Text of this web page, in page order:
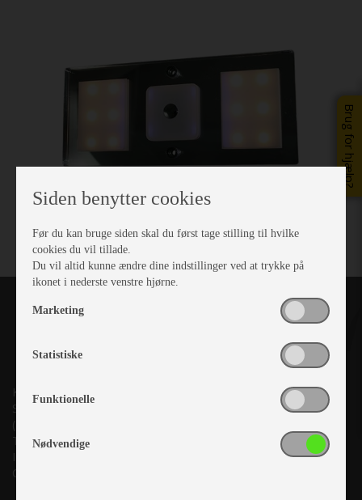
Brug for hjælp?
Kronjyllands Camping Center A/S
Suderholmen 10, 8960 Randers SØ
(Lige ud til Grenåvej)
Tlf. +45 87 10 98 70
Info@as-kcc.dk
CVR: 33 38 77 33
Siden benytter cookies
Før du kan bruge siden skal du først tage stilling til hvilke
cookies du vil tillade.
Du vil altid kunne ændre dine indstillinger ved at trykke på
ikonet i nederste venstre hjørne.
Marketing
Statistiske
Funktionelle
Nødvendige